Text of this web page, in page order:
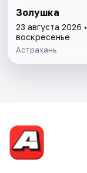
Золушка
23 августа 2026 •
воскресенье
Астрахань